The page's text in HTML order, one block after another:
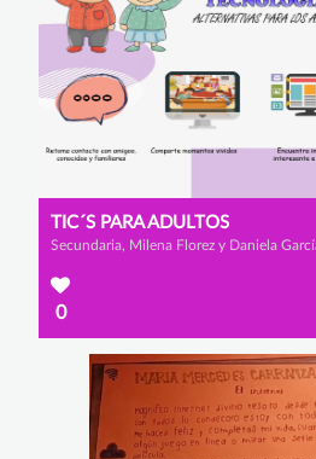
TIC´S PARA ADULTOS
Secundaria, Milena Florez y Daniela
0